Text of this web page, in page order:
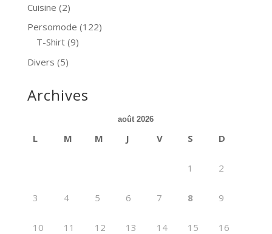
Cuisine (2)
Persomode (122)
T-Shirt (9)
Divers (5)
Archives
août 2026
L M M J V S D
1 2
3 4 5 6 7 8 9
10 11 12 13 14 15 16